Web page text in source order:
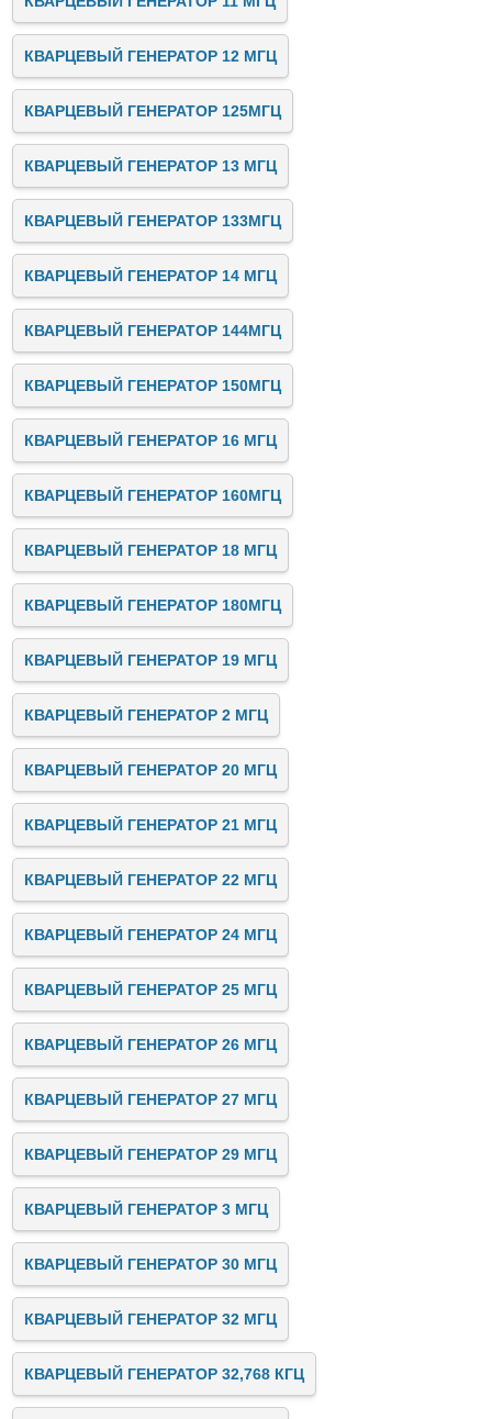
КВАРЦЕВЫЙ ГЕНЕРАТОР 12 МГЦ
КВАРЦЕВЫЙ ГЕНЕРАТОР 125МГЦ
КВАРЦЕВЫЙ ГЕНЕРАТОР 13 МГЦ
КВАРЦЕВЫЙ ГЕНЕРАТОР 133МГЦ
КВАРЦЕВЫЙ ГЕНЕРАТОР 14 МГЦ
КВАРЦЕВЫЙ ГЕНЕРАТОР 144МГЦ
КВАРЦЕВЫЙ ГЕНЕРАТОР 150МГЦ
КВАРЦЕВЫЙ ГЕНЕРАТОР 16 МГЦ
КВАРЦЕВЫЙ ГЕНЕРАТОР 160МГЦ
КВАРЦЕВЫЙ ГЕНЕРАТОР 18 МГЦ
КВАРЦЕВЫЙ ГЕНЕРАТОР 180МГЦ
КВАРЦЕВЫЙ ГЕНЕРАТОР 19 МГЦ
КВАРЦЕВЫЙ ГЕНЕРАТОР 2 МГЦ
КВАРЦЕВЫЙ ГЕНЕРАТОР 20 МГЦ
КВАРЦЕВЫЙ ГЕНЕРАТОР 21 МГЦ
КВАРЦЕВЫЙ ГЕНЕРАТОР 22 МГЦ
КВАРЦЕВЫЙ ГЕНЕРАТОР 24 МГЦ
КВАРЦЕВЫЙ ГЕНЕРАТОР 25 МГЦ
КВАРЦЕВЫЙ ГЕНЕРАТОР 26 МГЦ
КВАРЦЕВЫЙ ГЕНЕРАТОР 27 МГЦ
КВАРЦЕВЫЙ ГЕНЕРАТОР 29 МГЦ
КВАРЦЕВЫЙ ГЕНЕРАТОР 3 МГЦ
КВАРЦЕВЫЙ ГЕНЕРАТОР 30 МГЦ
КВАРЦЕВЫЙ ГЕНЕРАТОР 32 МГЦ
КВАРЦЕВЫЙ ГЕНЕРАТОР 32,768 КГЦ